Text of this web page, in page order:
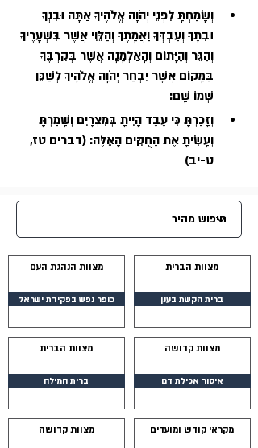
וְשָׂמַחְתָּ לִפְנֵי יְהֹוָה אֱלֹהֶיךָ אַתָּה וּבִנְךָ
וּבִתֶּךָ וְעַבְדְּךָ וַאֲמָתֶךָ וְהַלֵּוִי אֲשֶׁר בִּשְׁעָרֶיךָ
וְהַגֵּר וְהַיָּתוֹם וְהָאַלְמָנָה אֲשֶׁר בְּקִרְבֶּךָ
בַּמָּקוֹם אֲשֶׁר יִבְחַר יְהֹוָה אֱלֹהֶיךָ לְשַׁכֵּן
שְׁמוֹ שָׁם:
וְזָכַרְתָּ כִּי עֶבֶד הָיִיתָ בְּמִצְרָיִם וְשָׁמַרְתָּ
וְעָשִׂיתָ אֶת הַחֻקִּים הָאֵלֶּה: (דברים טז,
ט-יב)
מצוות הברית
ברית הקשת בענן
מצוות קדושה
איסור אכילת דם
מקראי קודש ומועדים
מצוות הנהגת העם
כופר נפש בפקידת ישראל
מצוות הברית
ברית המילה
מצוות קדושה